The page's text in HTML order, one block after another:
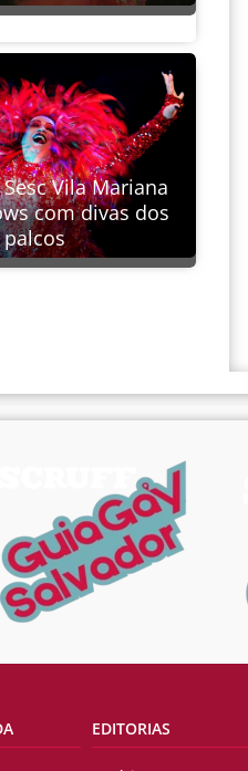
Vila Mariana
com divas dos
palcos
EDITORIAS